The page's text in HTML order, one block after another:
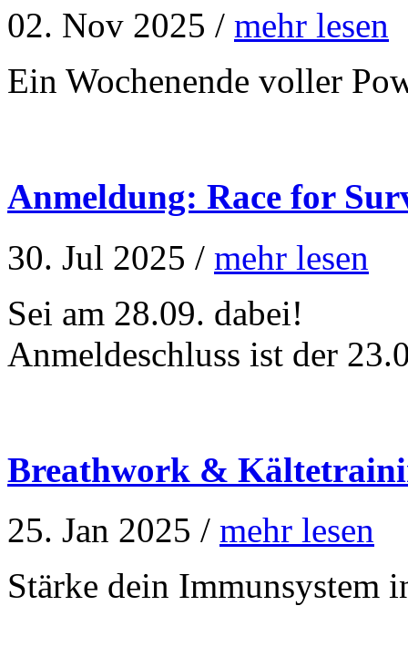
02. Nov 2025 / mehr lesen
Ein Wochenende voller
Anmeldung: Race for
30. Jul 2025 / mehr lesen
Sei am 28.09. dabei!
Anmeldeschluss ist der
Breathwork &
25. Jan 2025 / mehr lesen
Stärke dein Immunsystem